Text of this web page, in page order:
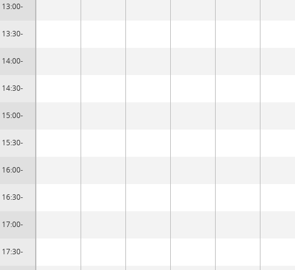
13:00-
13:30-
14:00-
14:30-
15:00-
15:30-
16:00-
16:30-
17:00-
17:30-